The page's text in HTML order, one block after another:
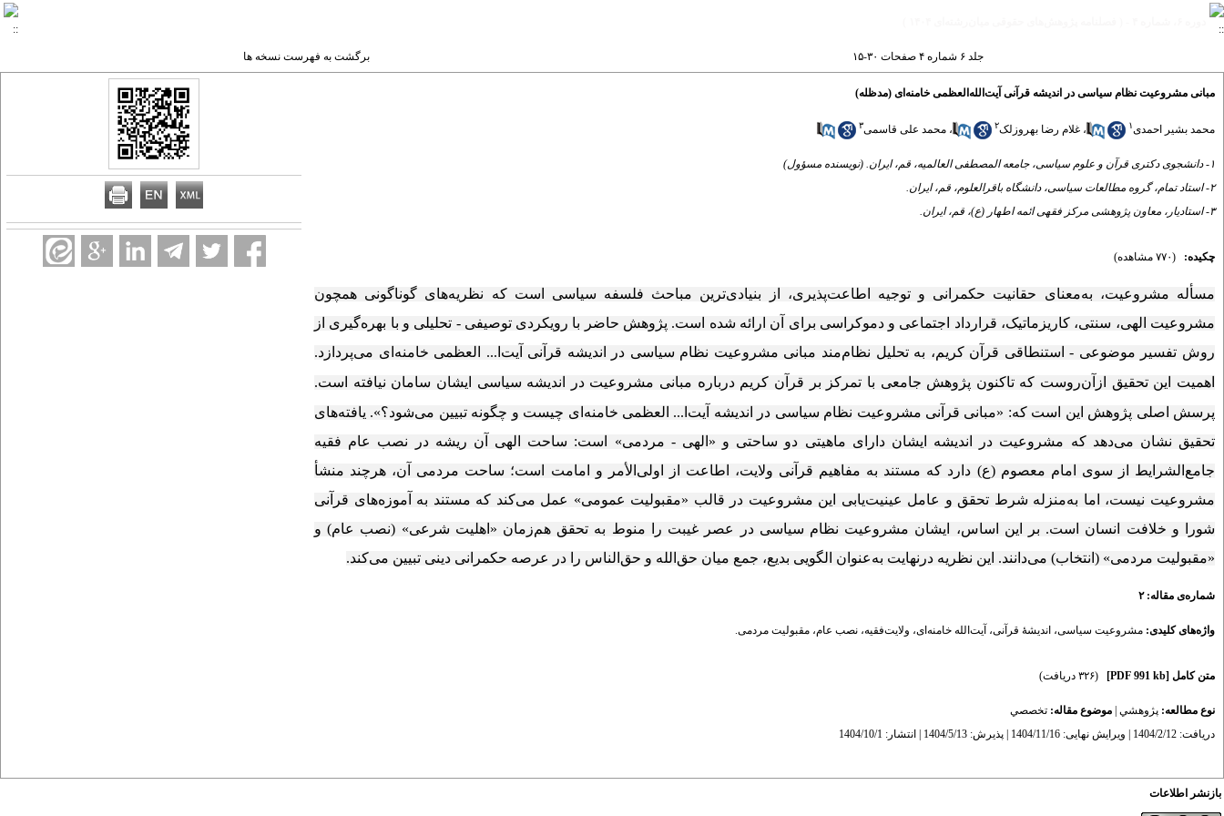
جلد ۶ شماره ۴ صفحات ۳۰-۱۵ برگشت به فهرست نسخه ها
مبانی مشروعیت نظام سیاسی در اندیشه قرآنی آیت‌الله‌العظمی خامنه‌ای (مدظله)
محمد بشیر احمدی۱ ، غلام رضا بهروزلک۲ ، محمد علی قاسمی۳
۱- دانشجوی دکتری قرآن و علوم سیاسی، جامعه المصطفی العالمیه، قم، ایران. (نویسنده مسؤول)
۲- استاد تمام، گروه مطالعات سیاسی، دانشگاه باقرالعلوم، قم، ایران.
۳- استادیار، معاون پژوهشی مرکز فقهی ائمه اطهار (ع)، قم، ایران.
چکیده: (۷۷۰ مشاهده)
مسأله مشروعیت، به‌معنای حقانیت حکمرانی و توجیه اطاعت‌پذیری، از بنیادی‌ترین مباحث فلسفه سیاسی است که نظریه‌های گوناگونی همچون
مشروعیت الهی، سنتی، کاریزماتیک، قرارداد اجتماعی و دموکراسی برای آن ارائه‌ شده است. پژوهش حاضر با رویکردی توصیفی - تحلیلی و با بهره‌گیری از
روش تفسیر موضوعی - استنطاقی قرآن کریم، به تحلیل نظام‌مند مبانی مشروعیت نظام سیاسی در اندیشه قرآنی آیت‌ا... العظمی خامنه‌ای می‌پردازد.
اهمیت این تحقیق ازآن‌روست که تاکنون پژوهش جامعی با تمرکز بر قرآن کریم دربار ه مبانی مشروعیت در اندیشه سیاسی ایشان سامان نیافته است.
پرسش اصلی پژوهش این است که: «مبانی قرآنی مشروعیت نظام سیاسی در اندیشه آیت‌ا... العظمی خامنه‌ای چیست و چگونه تبیین می‌شود؟». یافته‌های
تحقیق نشان می‌دهد که مشروعیت در اندیشه ایشان دارای ماهیتی دو ساحتی و «الهی - مردمی» است: ساحت الهی آن ریشه در نصب عام فقیه
جامع‌الشرایط از سوی امام معصوم (ع) دارد که مستند به مفاهیم قرآنی ولایت، اطاعت از اولی‌الأمر و امامت است؛ ساحت مردمی آن، هرچند منشأ
مشروعیت نیست، اما به‌منزله شرط تحقق و عامل عینیت‌یابی این مشروعیت در قالب «مقبولیت عمومی» عمل می‌کند که مستند به آموزه‌های قرآنی
شورا و خلافت انسان است. بر این اساس، ایشان مشروعیت نظام سیاسی در عصر غیبت را منوط به تحقق هم‌زمان «اهلیت شرعی» (نصب عام) و
«مقبولیت مردمی» (انتخاب) می‌دانند. این نظریه درنهایت به‌عنوان الگویی بدیع، جمع میان حق‌الله و حق‌الناس را در عرصه حکمرانی دینی تبیین می‌کند.
شماره‌ی مقاله: ۲
واژه‌های کلیدی: مشروعیت سیاسی، اندیشۀ قرآنی، آیت‌الله خامنه‌ای، ولایت‌فقیه، نصب عام، مقبولیت مردمی.
متن کامل [PDF 991 kb] (۳۲۶ دریافت)
نوع مطالعه: پژوهشي موضوع مقاله: تخصصي
دریافت: 1404/2/12 | ویرایش نهایی: 1404/11/16 | پذیرش: 1404/5/13 | انتشار: 1404/10/1
بازنشر اطلاعات